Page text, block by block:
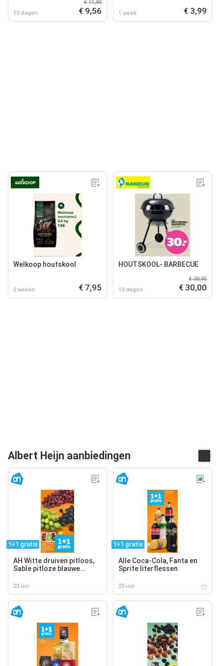
13 dagen
€ 11,95
€ 9,56 1 week € 3,99
Welkoop houtskool
2 weken € 7,95
HOUTSKOOL- BARBECUE
13 dagen
€ 39,95
€ 30,00
Albert Heijn aanbiedingen
1+1 gratis
AH Witte druiven pitloos,
Sable pitloze blauwe
pitloze rode druiven
23 uur
1+1 gratis
Alle Coca-Cola, Fanta en
Sprite literflessen
23 uur